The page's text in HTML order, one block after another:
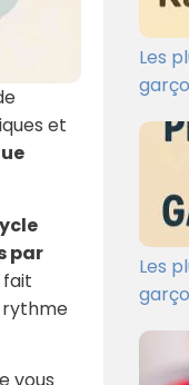
et
par
rythme
Les
Les